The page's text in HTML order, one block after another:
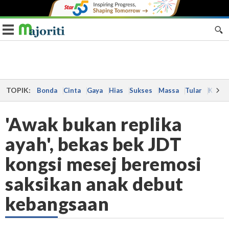
Toggle navigation
TOPIK: Bonda Cinta Gaya Hias Sukses Massa Tular Kes
'Awak bukan replika
ayah', bekas bek JDT
kongsi mesej beremosi
saksikan anak debut
kebangsaan